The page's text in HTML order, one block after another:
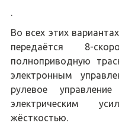
.
Во всех этих
передаётся 8-
полноприводную
электронным
рулевое
электрическим
жёсткостью.